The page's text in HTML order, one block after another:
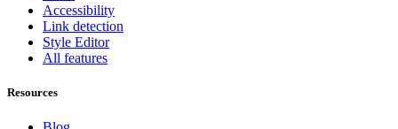
Accessibility
Link detection
Style Editor
All features
Resources